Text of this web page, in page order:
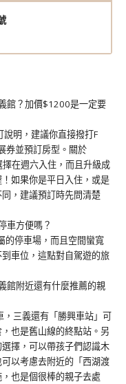
館？加價$1200是一定要
明，建議你直接撥打F
券並預訂房型。關於
在週六入住，而且升級成
！如果你是平日入住，或是
，建議預訂時先問清楚
車方便嗎？
的停車場，而且空間蠻寬
車位，這點對自駕遊的旅
館附近還有什麼推薦的親
三義還有「勝興車站」可
也是舊山線的終點站。另
擇，可以帶孩子們認識木
以考慮去附近的「西湖渡
也是個很棒的親子去處